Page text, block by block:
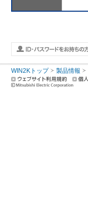
WIN2Kトップ 製品情報